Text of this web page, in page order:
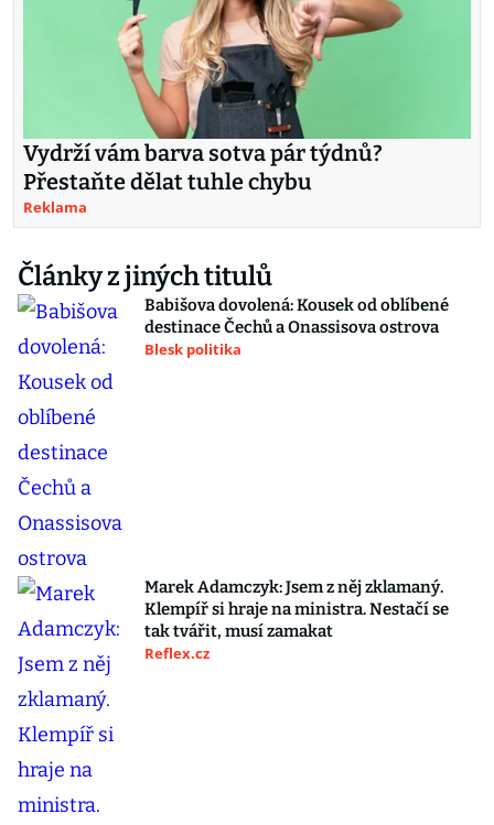
Vydrží vám barva sotva pár týdnů?
Přestaňte dělat tuhle chybu
Reklama
Články z jiných titulů
Babišova dovolená: Kousek od oblíbené
destinace Čechů a Onassisova ostrova
Blesk politika
Marek Adamczyk: Jsem z něj zklamaný.
Klempíř si hraje na ministra. Nestačí se
tak tvářit, musí zamakat
Reflex.cz